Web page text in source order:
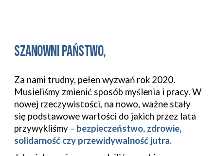
Szanowni Państwo,
Za nami trudny, pełen wyzwań rok 2020.
Musieliśmy zmienić sposób myślenia i pracy. W
nowej rzeczywistości, na nowo, ważne stały
się podstawowe wartości do jakich przez lata
przywykliśmy – bezpieczeństwo, zdrowie,
solidarność czy przewidywalność jutra.